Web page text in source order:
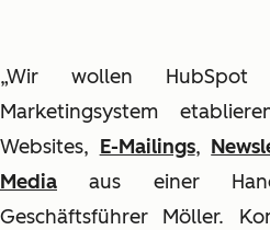
„Wir wollen
Marketingsystem
Websites, E-Mailings,
Media aus einer
Geschäftsführer Möller.